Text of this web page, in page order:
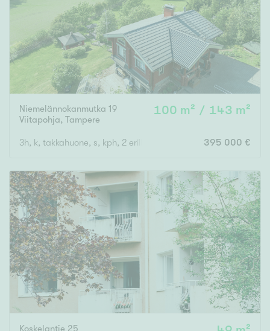
Niemelännokanmutka 19
Viitapohja, Tampere
100 m² / 143 m²
3h, k, takkahuone, s, kph, 2 erillis wc, khh, varastohuone,
395 000 €
Koskelantie 25